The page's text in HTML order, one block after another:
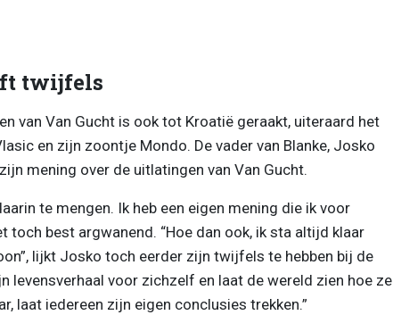
twijfels
van Van Gucht is ook tot Kroatië geraakt, uiteraard het
en zijn zoontje Mondo. De vader van Blanke, Josko
mening over de uitlatingen van Van Gucht.
te mengen. Ik heb een eigen mening die ik voor
toch best argwanend. “Hoe dan ook, ik sta altijd klaar
lijkt Josko toch eerder zijn twijfels te hebben bij de
levensverhaal voor zichzelf en laat de wereld zien hoe ze
laat iedereen zijn eigen conclusies trekken.”